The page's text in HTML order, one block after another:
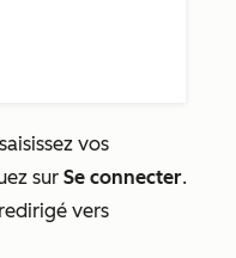
vos
sur Se connecter.
vers